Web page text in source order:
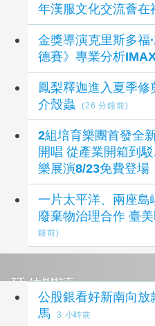
年漢服文化交流薈在
金獎導演克里斯多福
德賽》專業分析
鳳梨釋迦進入夏季
介殼蟲
(26 分鐘前)
2組培育樂團首發全
開唱 從產業開箱到
樂展演8/23免費登場
一片太平洋、兩座
廢棄物治理合作 臺
鐘前)
延伸閱讀
公股銀看好新南向
馬
3 小時前